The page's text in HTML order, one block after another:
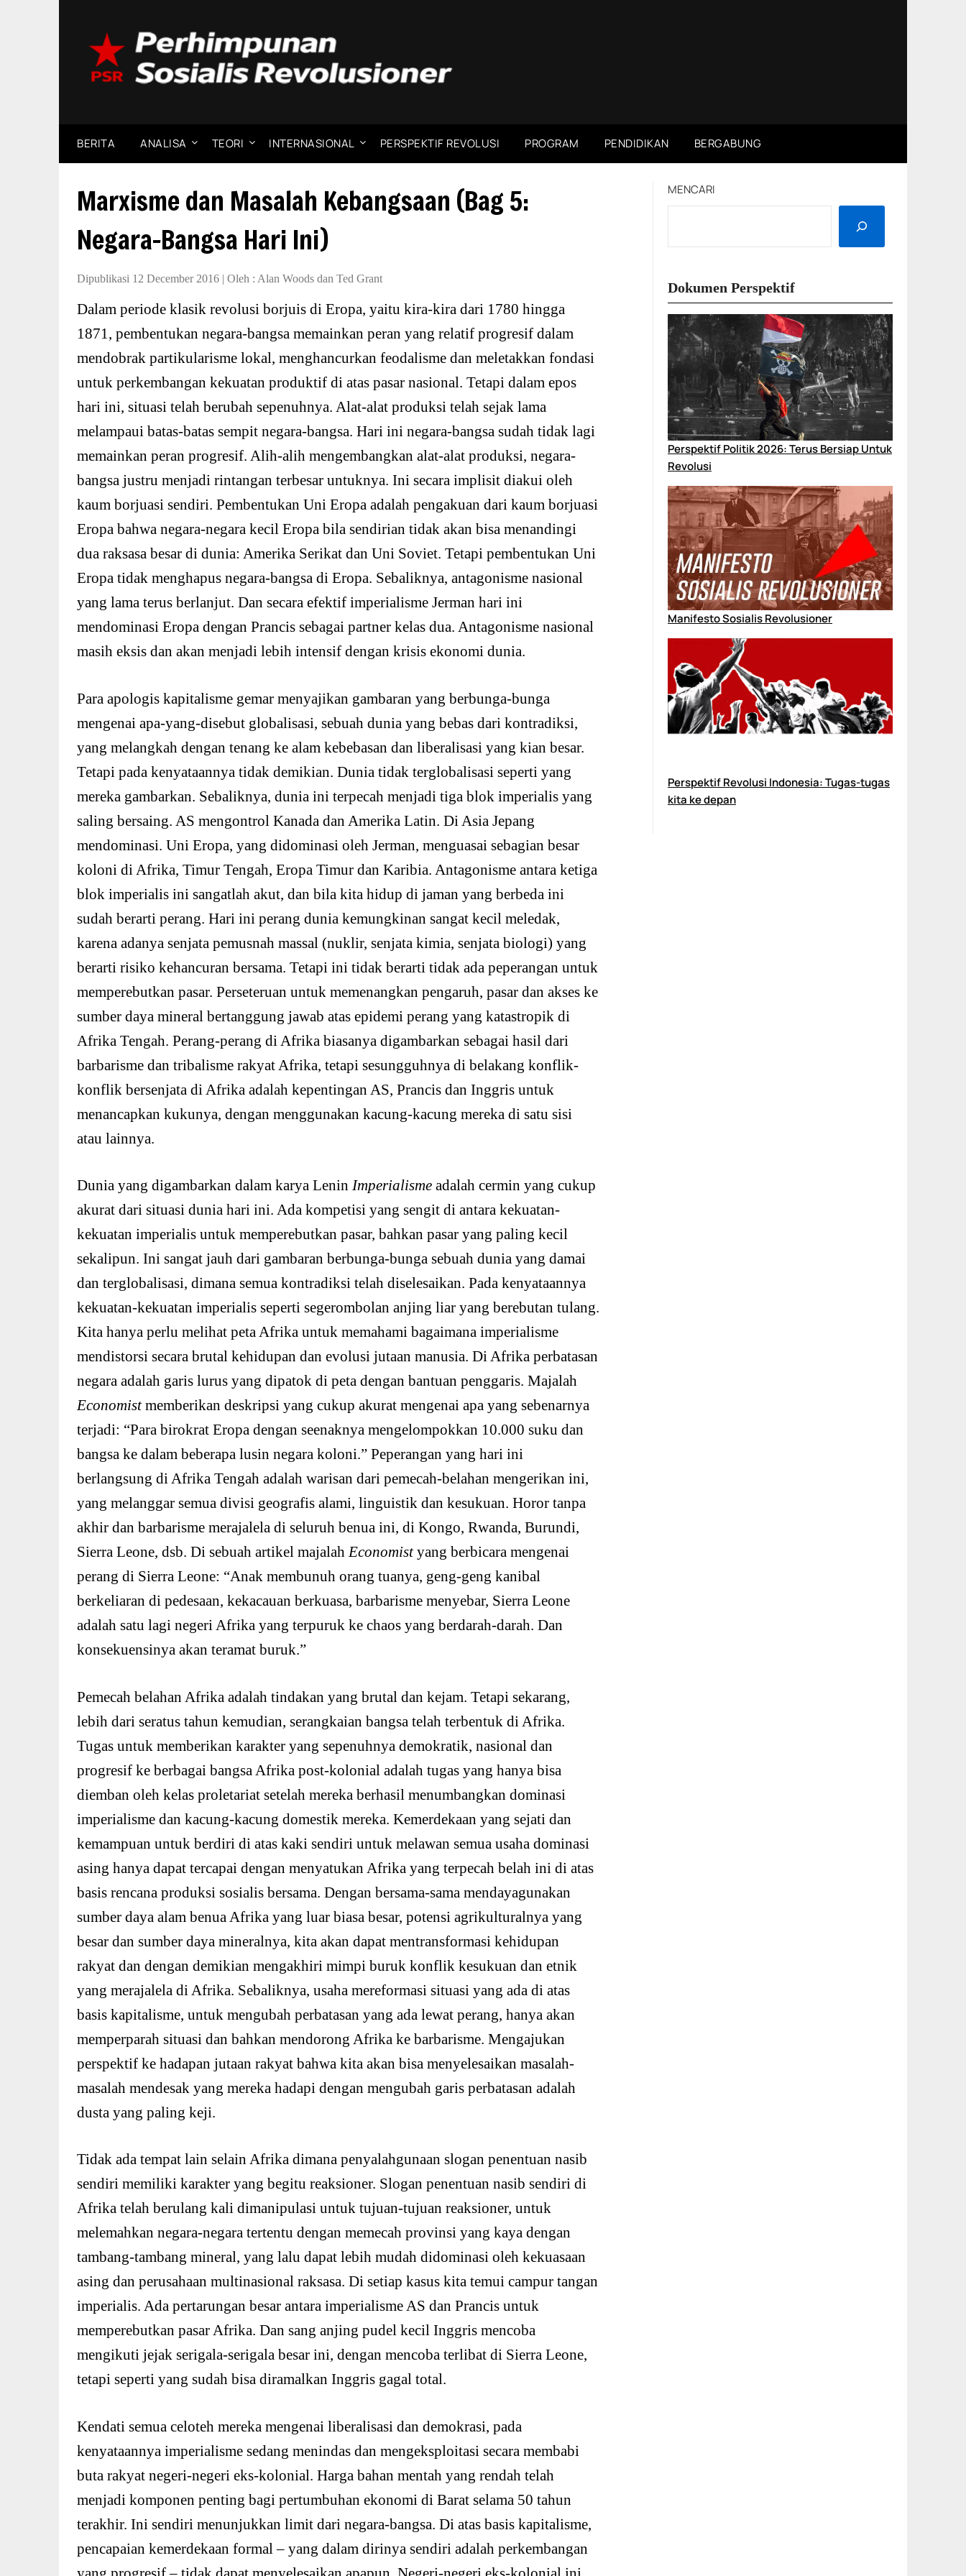
BERITA ANALISA TEORI INTERNASIONAL PERSPEKTIF REVOLUSI PROGRAM PENDIDIKAN BERGABUNG
Marxisme dan Masalah Kebangsaan (Bag 5:
Negara-Bangsa Hari Ini)
Dipublikasi 12 December 2016 | Oleh : Alan Woods dan Ted Grant
Dalam periode klasik revolusi borjuis di Eropa, yaitu kira-kira dari 1780 hingga
1871, pembentukan negara-bangsa memainkan peran yang relatif progresif dalam
mendobrak partikularisme lokal, menghancurkan feodalisme dan meletakkan fondasi
untuk perkembangan kekuatan produktif di atas pasar nasional. Tetapi dalam epos
hari ini, situasi telah berubah sepenuhnya. Alat-alat produksi telah sejak lama
melampaui batas-batas sempit negara-bangsa. Hari ini negara-bangsa sudah tidak lagi
memainkan peran progresif. Alih-alih mengembangkan alat-alat produksi, negara-
bangsa justru menjadi rintangan terbesar untuknya. Ini secara implisit diakui oleh
kaum borjuasi sendiri. Pembentukan Uni Eropa adalah pengakuan dari kaum borjuasi
Eropa bahwa negara-negara kecil Eropa bila sendirian tidak akan bisa menandingi
dua raksasa besar di dunia: Amerika Serikat dan Uni Soviet. Tetapi pembentukan Uni
Eropa tidak menghapus negara-bangsa di Eropa. Sebaliknya, antagonisme nasional
yang lama terus berlanjut. Dan secara efektif imperialisme Jerman hari ini
mendominasi Eropa dengan Prancis sebagai partner kelas dua. Antagonisme nasional
masih eksis dan akan menjadi lebih intensif dengan krisis ekonomi dunia.
Para apologis kapitalisme gemar menyajikan gambaran yang berbunga-bunga
mengenai apa-yang-disebut globalisasi, sebuah dunia yang bebas dari kontradiksi,
yang melangkah dengan tenang ke alam kebebasan dan liberalisasi yang kian besar.
Tetapi pada kenyataannya tidak demikian. Dunia tidak terglobalisasi seperti yang
mereka gambarkan. Sebaliknya, dunia ini terpecah menjadi tiga blok imperialis yang
saling bersaing. AS mengontrol Kanada dan Amerika Latin. Di Asia Jepang
mendominasi. Uni Eropa, yang didominasi oleh Jerman, menguasai sebagian besar
koloni di Afrika, Timur Tengah, Eropa Timur dan Karibia. Antagonisme antara ketiga
blok imperialis ini sangatlah akut, dan bila kita hidup di jaman yang berbeda ini
sudah berarti perang. Hari ini perang dunia kemungkinan sangat kecil meledak,
karena adanya senjata pemusnah massal (nuklir, senjata kimia, senjata biologi) yang
berarti risiko kehancuran bersama. Tetapi ini tidak berarti tidak ada peperangan untuk
memperebutkan pasar. Perseteruan untuk memenangkan pengaruh, pasar dan akses ke
sumber daya mineral bertanggung jawab atas epidemi perang yang katastropik di
Afrika Tengah. Perang-perang di Afrika biasanya digambarkan sebagai hasil dari
barbarisme dan tribalisme rakyat Afrika, tetapi sesungguhnya di belakang konflik-
konflik bersenjata di Afrika adalah kepentingan AS, Prancis dan Inggris untuk
menancapkan kukunya, dengan menggunakan kacung-kacung mereka di satu sisi
atau lainnya.
Dunia yang digambarkan dalam karya Lenin Imperialisme adalah cermin yang cukup
akurat dari situasi dunia hari ini. Ada kompetisi yang sengit di antara kekuatan-
kekuatan imperialis untuk memperebutkan pasar, bahkan pasar yang paling kecil
sekalipun. Ini sangat jauh dari gambaran berbunga-bunga sebuah dunia yang damai
dan terglobalisasi, dimana semua kontradiksi telah diselesaikan. Pada kenyataannya
kekuatan-kekuatan imperialis seperti segerombolan anjing liar yang berebutan tulang.
Kita hanya perlu melihat peta Afrika untuk memahami bagaimana imperialisme
mendistorsi secara brutal kehidupan dan evolusi jutaan manusia. Di Afrika perbatasan
negara adalah garis lurus yang dipatok di peta dengan bantuan penggaris. Majalah
Economistmemberikan deskripsi yang cukup akurat mengenai apa yang sebenarnya
terjadi: “Para birokrat Eropa dengan seenaknya mengelompokkan 10.000 suku dan
bangsa ke dalam beberapa lusin negara koloni.” Peperangan yang hari ini
berlangsung di Afrika Tengah adalah warisan dari pemecah-belahan mengerikan ini,
yang melanggar semua divisi geografis alami, linguistik dan kesukuan. Horor tanpa
akhir dan barbarisme merajalela di seluruh benua ini, di Kongo, Rwanda, Burundi,
Sierra Leone, dsb. Di sebuah artikel majalahEconomistyang berbicara mengenai
perang di Sierra Leone: “Anak membunuh orang tuanya, geng-geng kanibal
berkeliaran di pedesaan, kekacauan berkuasa, barbarisme menyebar, Sierra Leone
adalah satu lagi negeri Afrika yang terpuruk ke chaos yang berdarah-darah. Dan
konsekuensinya akan teramat buruk.”
Pemecah belahan Afrika adalah tindakan yang brutal dan kejam. Tetapi sekarang,
lebih dari seratus tahun kemudian, serangkaian bangsa telah terbentuk di Afrika.
Tugas untuk memberikan karakter yang sepenuhnya demokratik, nasional dan
progresif ke berbagai bangsa Afrika post-kolonial adalah tugas yang hanya bisa
diemban oleh kelas proletariat setelah mereka berhasil menumbangkan dominasi
imperialisme dan kacung-kacung domestik mereka. Kemerdekaan yang sejati dan
kemampuan untuk berdiri di atas kaki sendiri untuk melawan semua usaha dominasi
asing hanya dapat tercapai dengan menyatukan Afrika yang terpecah belah ini di atas
basis rencana produksi sosialis bersama. Dengan bersama-sama mendayagunakan
sumber daya alam benua Afrika yang luar biasa besar, potensi agrikulturalnya yang
besar dan sumber daya mineralnya, kita akan dapat mentransformasi kehidupan
rakyat dan dengan demikian mengakhiri mimpi buruk konflik kesukuan dan etnik
yang merajalela di Afrika. Sebaliknya, usaha mereformasi situasi yang ada di atas
basis kapitalisme, untuk mengubah perbatasan yang ada lewat perang, hanya akan
memperparah situasi dan bahkan mendorong Afrika ke barbarisme. Mengajukan
perspektif ke hadapan jutaan rakyat bahwa kita akan bisa menyelesaikan masalah-
masalah mendesak yang mereka hadapi dengan mengubah garis perbatasan adalah
dusta yang paling keji.
Tidak ada tempat lain selain Afrika dimana penyalahgunaan slogan penentuan nasib
sendiri memiliki karakter yang begitu reaksioner. Slogan penentuan nasib sendiri di
Afrika telah berulang kali dimanipulasi untuk tujuan-tujuan reaksioner, untuk
melemahkan negara-negara tertentu dengan memecah provinsi yang kaya dengan
tambang-tambang mineral, yang lalu dapat lebih mudah didominasi oleh kekuasaan
asing dan perusahaan multinasional raksasa. Di setiap kasus kita temui campur tangan
imperialis. Ada pertarungan besar antara imperialisme AS dan Prancis untuk
memperebutkan pasar Afrika. Dan sang anjing pudel kecil Inggris mencoba
mengikuti jejak serigala-serigala besar ini, dengan mencoba terlibat di Sierra Leone,
tetapi seperti yang sudah bisa diramalkan Inggris gagal total.
Kendati semua celoteh mereka mengenai liberalisasi dan demokrasi, pada
kenyataannya imperialisme sedang menindas dan mengeksploitasi secara membabi
buta rakyat negeri-negeri eks-kolonial. Harga bahan mentah yang rendah telah
menjadi komponen penting bagi pertumbuhan ekonomi di Barat selama 50 tahun
terakhir. Ini sendiri menunjukkan limit dari negara-bangsa. Di atas basis kapitalisme,
pencapaian kemerdekaan formal – yang dalam dirinya sendiri adalah perkembangan
MENCARI
Dokumen Perspektif
Perspektif Politik 2026: Terus Bersiap Untuk
Revolusi
Manifesto Sosialis Revolusioner
Perspektif Revolusi Indonesia: Tugas-tugas
kita ke depan